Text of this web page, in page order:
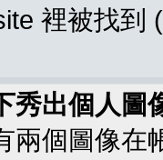
裡被找到
秀出個人圖
兩個圖像在